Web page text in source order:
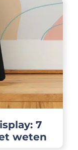
7
weten